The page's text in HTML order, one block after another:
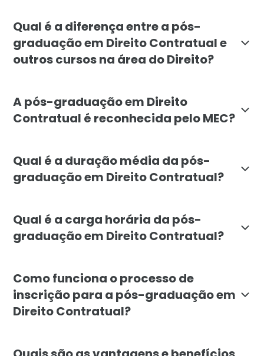
Qual é a diferença entre a pós-
graduação em Direito Contratual e
outros cursos na área do Direito?
A pós-graduação em Direito
Contratual é reconhecida pelo MEC?
Qual é a duração média da pós-
graduação em Direito Contratual?
Qual é a carga horária da pós-
graduação em Direito Contratual?
Como funciona o processo de
inscrição para a pós-graduação em
Direito Contratual?